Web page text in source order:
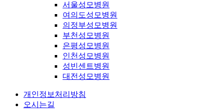
서울성모병원
여의도성모병원
의정부성모병원
부천성모병원
은평성모병원
인천성모병원
성빈센트병원
대전성모병원
개인정보처리방침
오시는길